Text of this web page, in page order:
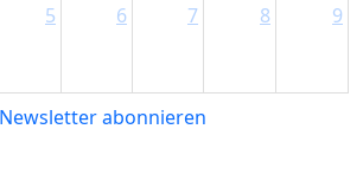
5 6 7 8 9
abonnieren